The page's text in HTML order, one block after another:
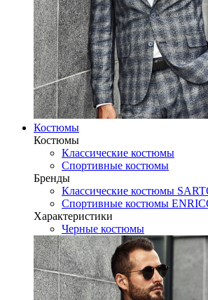
Костюмы
Костюмы
Классические костюмы
Спортивные костюмы
Бренды
Классические костюмы
Спортивные костюмы
Характеристики
Черные костюмы